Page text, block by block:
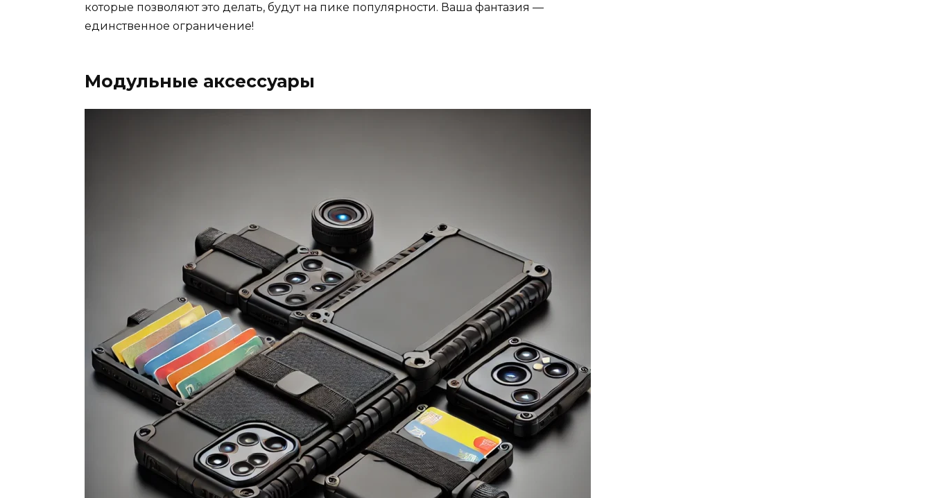
которые позволяют это делать, будут на пике популярности. Ваша фантазия —
единственное ограничение!
Модульные аксессуары